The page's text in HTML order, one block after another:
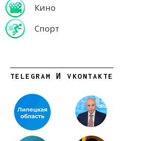
Кино
Спорт
TELEGRAM И VKONTAKTE